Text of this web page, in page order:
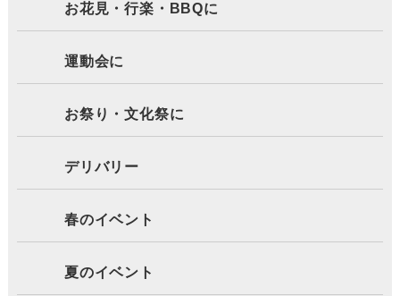
お花見・行楽・BBQに
運動会に
お祭り・文化祭に
デリバリー
春のイベント
夏のイベント